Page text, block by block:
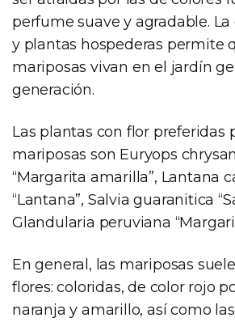
perfume suave y agradable.
y plantas hospederas permite
mariposas vivan en el jardín
generación.
Las plantas con flor preferidas
mariposas son Euryops
“Margarita amarilla”, Lantana
“Lantana”, Salvia guaranitica
Glandularia peruviana
En general, las mariposas
flores: coloridas, de color rojo
naranja y amarillo, así como